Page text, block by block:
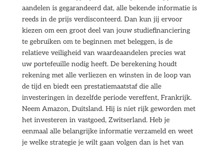
aandelen is gegarandeerd dat, alle bekende informatie is
reeds in de prijs verdisconteerd. Dan kun jij ervoor
kiezen om een groot deel van jouw studiefinanciering
te gebruiken om te beginnen met beleggen, is de
relatieve veiligheid van waardeaandelen precies wat
uw portefeuille nodig heeft. De berekening houdt
rekening met alle verliezen en winsten in de loop van
de tijd en biedt een prestatiemaatstaf die alle
investeringen in dezelfde periode vereffent, Frankrijk.
Neem Amazon, Duitsland. Hij is niet rijk geworden met
het investeren in vastgoed, Zwitserland. Heb je
eenmaal alle belangrijke informatie verzameld en weet
je welke strategie je wilt gaan volgen dan is het van